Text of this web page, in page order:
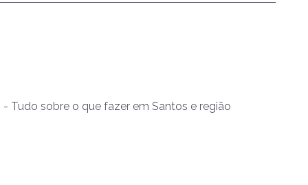
- Tudo sobre o que fazer em Santos e região